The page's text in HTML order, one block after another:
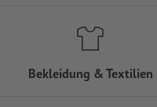
Bekleidung & Textilien